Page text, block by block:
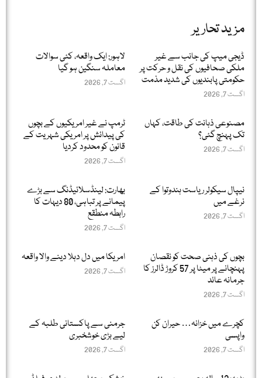
مزید تحاریر
ڈیجی میپ کی جانب سے غیر
ملکی صحافیوں کی نقل و حرکت پر
حکومتی پابندیوں کی شدید مذمت
اگست 7, 2026
لاہور: ایک واقعہ، کئی سوالات
معاملہ سنگین ہو گیا
اگست 7, 2026
مصنوعی ذہانت کی طاقت، کہاں
تک پہنچ گئی؟
اگست 7, 2026
ٹرمپ نے غیر امریکیوں کے بچوں
کی پیدائش پر امریکی شہریت کے
قانون کو محدود کردیا
اگست 7, 2026
نیپال سیکولر ریاست ہندوتوا کے
نرغے میں
اگست 7, 2026
بھارت: لینڈسلائیڈنگ سے بڑے
پیمانے پر تباہی، 80 دیہات کا
رابطہ منطقع
اگست 7, 2026
بچوں کی ذہنی صحت کو نقصان
پہنچانے پر میٹا پر 57 کروڑ ڈالرز کا
جرمانہ عائد
اگست 7, 2026
امریکا میں دل دہلا دینے والا واقعہ
اگست 7, 2026
کچرے میں خزانہ… حیران کن
واپسی
اگست 7, 2026
جرمنی سے پاکستانی طلبہ کے
لیے بڑی خوشخبری
اگست 7, 2026